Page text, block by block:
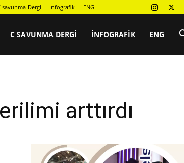
savunma Dergi İnfografik ENG
C SAVUNMA DERGI İNFOGRAFIK ENG
arttırdı